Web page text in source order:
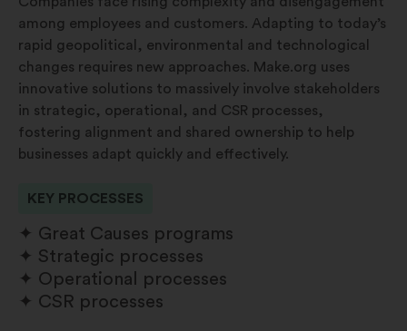
among employees and customers. Adapting to today’s
rapid geopolitical, environmental and technological
changes requires new approaches. Make.org uses
innovative solutions to massively involve stakeholders
in strategic, operational, and CSR processes,
fostering alignment and shared ownership to help
businesses adapt quickly and effectively.
KEY PROCESSES
Great Causes programs
Strategic processes
Operational processes
CSR processes